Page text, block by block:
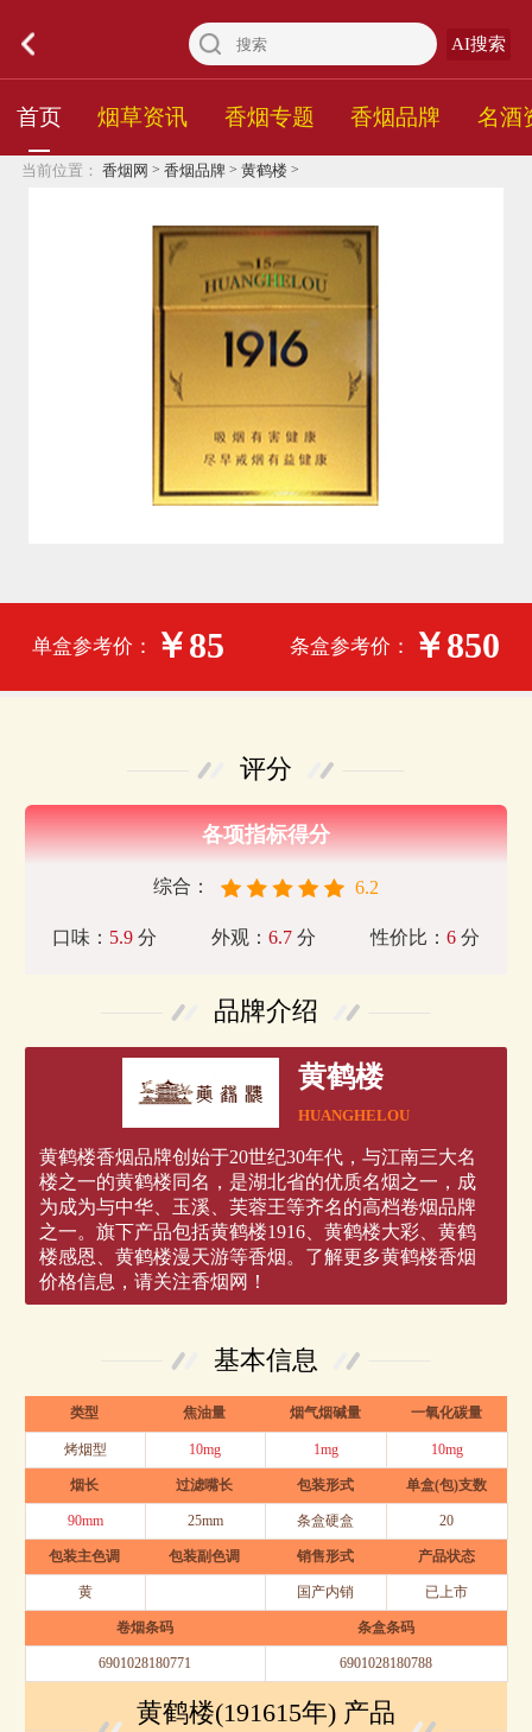
AI搜索
首页 烟草资讯 香烟专题 香烟品牌 名酒
当前位置： 香烟网 > 香烟品牌 > 黄鹤楼>
单盒参考价： ￥85 条盒参考价： ￥850
评分
各项指标得分
综合： 6.2
口味： 5.9分 外观： 6.7 分 性价比：6 分
品牌介绍
黄鹤楼
HUANGHELOU
黄鹤楼香烟品牌创始于20世纪30年代，与江南三大名
楼之一的黄鹤楼同名，是湖北省的优质名烟之一，成
为成为与中华、玉溪、芙蓉王等齐名的高档卷烟品牌
之一。旗下产品包括黄鹤楼1916、黄鹤楼大彩、黄鹤
楼感恩、黄鹤楼漫天游等香烟。了解更多黄鹤楼香烟
价格信息，请关注香烟网！
基本信息
类型 焦油量 烟气烟碱量 一氧化碳量
烤烟型 10mg 1mg 10mg
烟长 过滤嘴长 包装形式 单盒(包)支数
90mm 25mm 条盒硬盒 20
包装主色调 包装副色调 销售形式 产品状态
黄 国产内销 已上市
卷烟条码 条盒条码
6901028180771 6901028180788
黄鹤楼(191615年) 产品